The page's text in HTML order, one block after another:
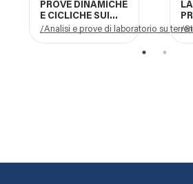
PROVE DINAMICHE
E CICLICHE SUI
TERRENI
/Analisi e prove di laboratorio su
E
/
1 2